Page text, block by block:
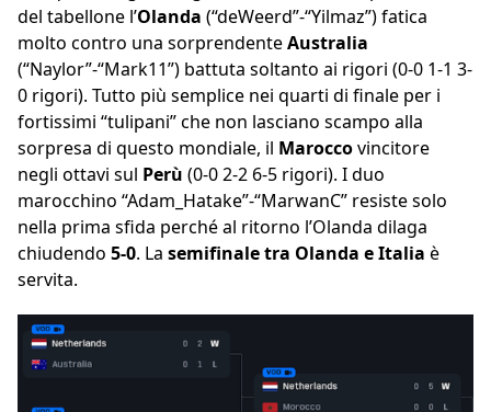
del tabellone l’Olanda (“deWeerd”-“Yilmaz”) fatica
molto contro una sorprendenteAustralia
(“Naylor”-“Mark11”) battuta soltanto ai rigori (0-0 1-1 3-
0 rigori). Tutto più semplice nei quarti di finale per i
fortissimi “tulipani” che non lasciano scampo alla
sorpresa di questo mondiale, il Maroccovincitore
negli ottavi sul Perù (0-0 2-2 6-5 rigori). I duo
marocchino “Adam_Hatake”-“MarwanC” resiste solo
nella prima sfida perché al ritorno l’Olanda dilaga
chiudendo 5-0. La semifinale tra Olanda e Italia è
servita.